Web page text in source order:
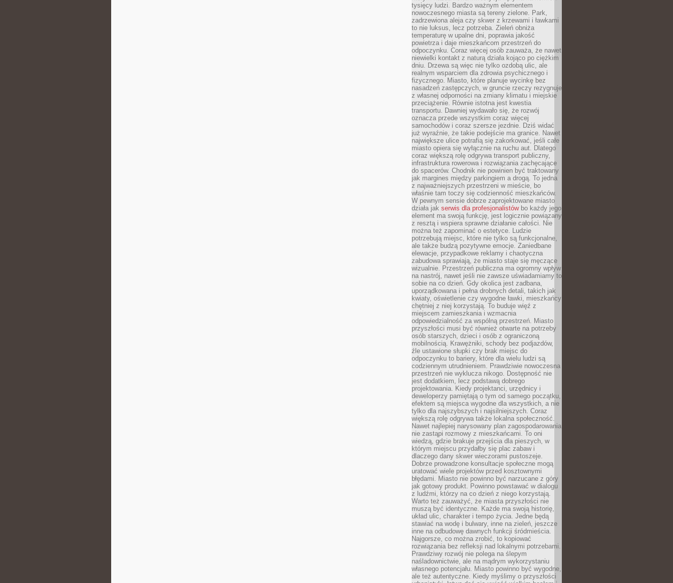
tysięcy ludzi. Bardzo ważnym elementem
nowoczesnego miasta są tereny zielone. Park,
zadrzewiona aleja czy skwer z krzewami i ławkami
to nie luksus, lecz potrzeba. Zieleń obniża
temperaturę w upalne dni, poprawia jakość
powietrza i daje mieszkańcom przestrzeń do
odpoczynku. Coraz więcej osób zauważa, że nawet
niewielki kontakt z naturą działa kojąco po ciężkim
dniu. Drzewa są więc nie tylko ozdobą ulic, ale
realnym wsparciem dla zdrowia psychicznego i
fizycznego. Miasto, które planuje wycinkę bez
nasadzeń zastępczych, w gruncie rzeczy rezygnuje
z własnej odporności na zmiany klimatu i miejskie
przeciążenie. Równie istotna jest kwestia
transportu. Dawniej wydawało się, że rozwój
oznacza przede wszystkim coraz więcej
samochodów i coraz szersze jezdnie. Dziś widać
już wyraźnie, że takie podejście ma granice. Nawet
największe ulice potrafią się zakorkować, jeśli całe
miasto opiera się wyłącznie na ruchu aut. Dlatego
coraz większą rolę odgrywa transport publiczny,
infrastruktura rowerowa i rozwiązania zachęcające
do spacerów. Chodnik nie powinien być traktowany
jak margines między parkingiem a drogą. To jedna
z najważniejszych przestrzeni w mieście, bo
właśnie tam toczy się codzienność mieszkańców.
W pewnym sensie dobrze zaprojektowane miasto
działa jak serwis dla profesjonalistówbo każdy jego
element ma swoją funkcję, jest logicznie powiązany
z resztą i wspiera sprawne działanie całości. Nie
można też zapominać o estetyce. Ludzie
potrzebują miejsc, które nie tylko są funkcjonalne,
ale także budzą pozytywne emocje. Zaniedbane
elewacje, przypadkowe reklamy i chaotyczna
zabudowa sprawiają, że miasto staje się męczące
wizualnie. Przestrzeń publiczna ma ogromny wpływ
na nastrój, nawet jeśli nie zawsze uświadamiamy to
sobie na co dzień. Gdy okolica jest zadbana,
uporządkowana i pełna drobnych detali, takich jak
kwiaty, oświetlenie czy wygodne ławki, mieszkańcy
chętniej z niej korzystają. To buduje więź z
miejscem zamieszkania i wzmacnia
odpowiedzialność za wspólną przestrzeń. Miasto
przyszłości musi być również otwarte na potrzeby
osób starszych, dzieci i osób z ograniczoną
mobilnością. Krawężniki, schody bez podjazdów,
źle ustawione słupki czy brak miejsc do
odpoczynku to bariery, które dla wielu ludzi są
codziennym utrudnieniem. Prawdziwie nowoczesna
przestrzeń nie wyklucza nikogo. Dostępność nie
jest dodatkiem, lecz podstawą dobrego
projektowania. Kiedy projektanci, urzędnicy i
deweloperzy pamiętają o tym od samego początku,
efektem są miejsca wygodne dla wszystkich, a nie
tylko dla najszybszych i najsilniejszych. Coraz
większą rolę odgrywa także lokalna społeczność.
Nawet najlepiej narysowany plan zagospodarowania
nie zastąpi rozmowy z mieszkańcami. To oni
wiedzą, gdzie brakuje przejścia dla pieszych, w
którym miejscu przydałby się plac zabaw i
dlaczego dany skwer wieczorami pustoszeje.
Dobrze prowadzone konsultacje społeczne mogą
uratować wiele projektów przed kosztownymi
błędami. Miasto nie powinno być narzucane z góry
jak gotowy produkt. Powinno powstawać w dialogu
z ludźmi, którzy na co dzień z niego korzystają.
Warto też zauważyć, że miasta przyszłości nie
muszą być identyczne. Każde ma swoją historię,
układ ulic, charakter i tempo życia. Jedne będą
stawiać na wodę i bulwary, inne na zieleń, jeszcze
inne na odbudowę dawnych funkcji śródmieścia.
Najgorsze, co można zrobić, to kopiować
rozwiązania bez refleksji nad lokalnymi potrzebami.
Prawdziwy rozwój nie polega na ślepym
naśladownictwie, ale na mądrym wykorzystaniu
własnego potencjału. Miasto powinno być wygodne,
ale też autentyczne. Kiedy myślimy o przyszłości